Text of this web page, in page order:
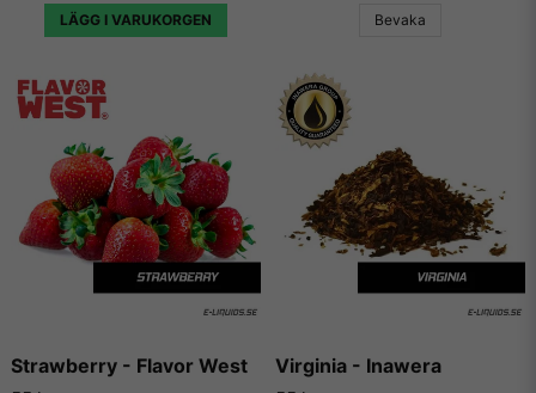
LÄGG I VARUKORGEN Bevaka
Strawberry - Flavor West Virginia - Inawera
lägga ut sina egna e-juice recept. Vi väljer dock att inte länka
vidare till några sådana recept då vi inte vill rekommendera